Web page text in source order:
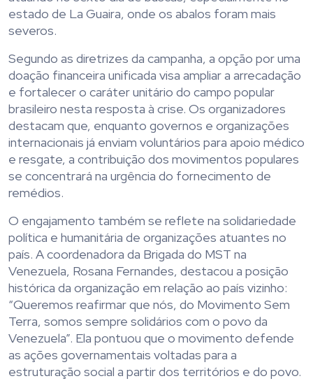
estado de La Guaira, onde os abalos foram mais
severos.
Segundo as diretrizes da campanha, a opção por uma
doação financeira unificada visa ampliar a arrecadação
e fortalecer o caráter unitário do campo popular
brasileiro nesta resposta à crise. Os organizadores
destacam que, enquanto governos e organizações
internacionais já enviam voluntários para apoio médico
e resgate, a contribuição dos movimentos populares
se concentrará na urgência do fornecimento de
remédios.
O engajamento também se reflete na solidariedade
política e humanitária de organizações atuantes no
país. A coordenadora da Brigada do MST na
Venezuela, Rosana Fernandes, destacou a posição
histórica da organização em relação ao país vizinho:
“Queremos reafirmar que nós, do Movimento Sem
Terra, somos sempre solidários com o povo da
Venezuela”. Ela pontuou que o movimento defende
as ações governamentais voltadas para a
estruturação social a partir dos territórios e do povo.